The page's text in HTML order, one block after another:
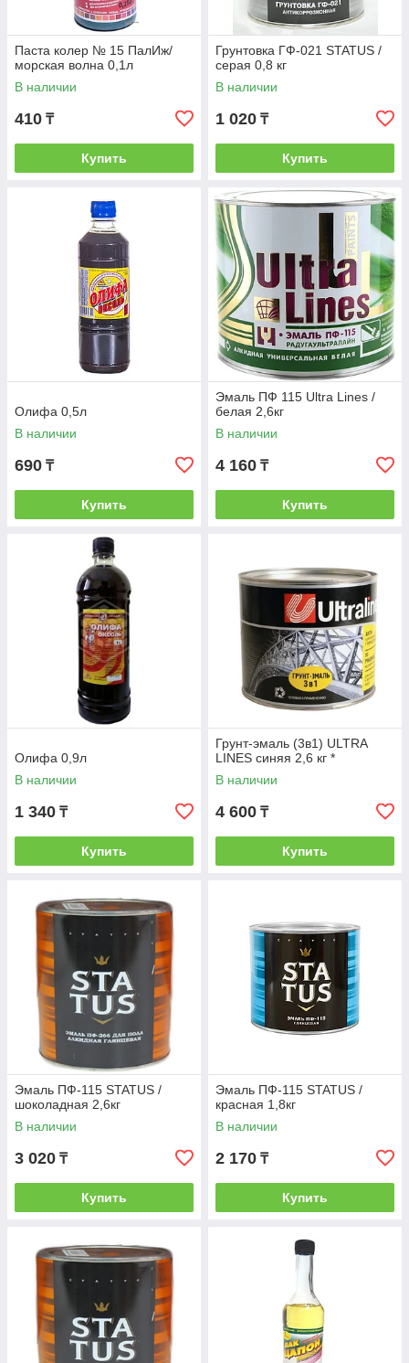
Паста колер № 15 ПалИж/
морская волна 0,1л
В наличии
410 ₸
Купить
Грунтовка ГФ-021 STATUS /
серая 0,8 кг
В наличии
1 020 ₸
Купить
Олифа 0,5л
В наличии
690 ₸
Купить
Эмаль ПФ 115 Ultra Lines /
белая 2,6кг
В наличии
4 160 ₸
Купить
Олифа 0,9л
В наличии
1 340 ₸
Купить
Грунт-эмаль (3в1) ULTRA
LINES синяя 2,6 кг *
В наличии
4 600 ₸
Купить
Эмаль ПФ-115 STATUS /
шоколадная 2,6кг
В наличии
3 020 ₸
Купить
Эмаль ПФ-115 STATUS /
красная 1,8кг
В наличии
2 170 ₸
Купить